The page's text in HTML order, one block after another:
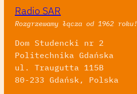
Radio SAR
Rozgrzewamy łącza od 1962 roku!
Dom Studencki nr 2
Politechnika Gdańska
ul. Traugutta 115B
80-233 Gdańsk, Polska